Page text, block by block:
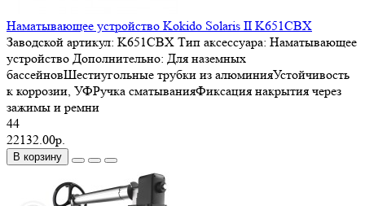
Наматывающее устройство Kokido Solaris II K651CBX
Заводской артикул: K651CBX Тип аксессуара: Наматывающее
устройство Дополнительно: Для наземных
бассейновШестиугольные трубки из алюминияУстойчивость
к коррозии, УФРучка сматыванияФиксация накрытия через
зажимы и ремни
44
22132.00р.
В корзину